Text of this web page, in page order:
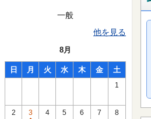
一般
他を見る
8月
日 月 火 水 木 金 土
1
2
3
4 5 6 7 8